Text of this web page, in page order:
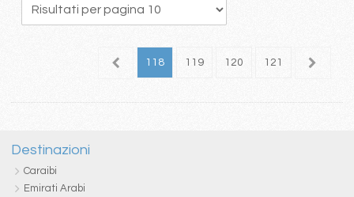
117 118 119 120 121 122
Destinazioni
Caraibi
Emirati Arabi